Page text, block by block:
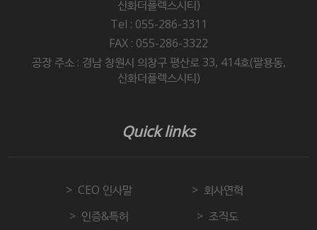
신화더플렉스시티)
Tel : 055-286-3311
FAX : 055-286-3322
공장 주소 : 경남 창원시 의창구 평산로 33, 414호(팔용동,
신화더플렉스시티)
Quick links
CEO 인사말
회사연혁
인증&특허
조직도